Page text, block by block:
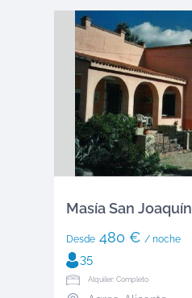
Masía San Joaquín
Desde480 € / noche
35
Alquiler: Completo